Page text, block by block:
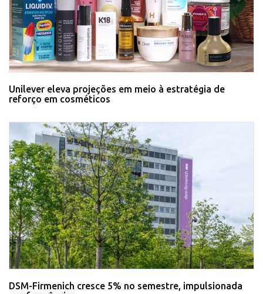
Unilever eleva projeções em meio à estratégia de
reforço em cosméticos
DSM-Firmenich cresce 5% no semestre, impulsionada